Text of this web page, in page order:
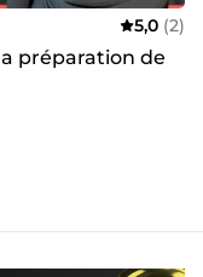
5,0 (2)
préparation de